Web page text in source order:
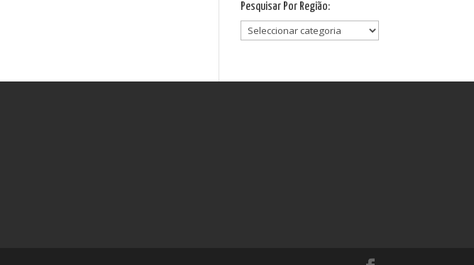
Pesquisar Por Região:
Pesquisar
Por